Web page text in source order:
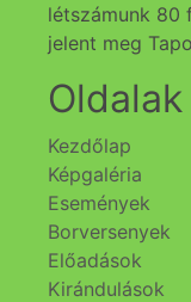
létszámunk 80
jelent meg
Oldalak
Kezdőlap
Képgaléria
Események
Borversenyek
Előadások
Kirándulások